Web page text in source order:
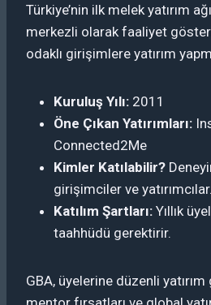
Türkiye’nin ilk melek yatırım
merkezli olarak faaliyet
odaklı girişimlere yatırım
Kuruluş Yılı: 2011
Öne Çıkan Yatırımları:
Connected2Me
Kimler Katılabilir?
girişimciler ve yatırımcılar.
Katılım Şartları: Yıllık
taahhüdü gerektirir.
GBA, üyelerine düzenli